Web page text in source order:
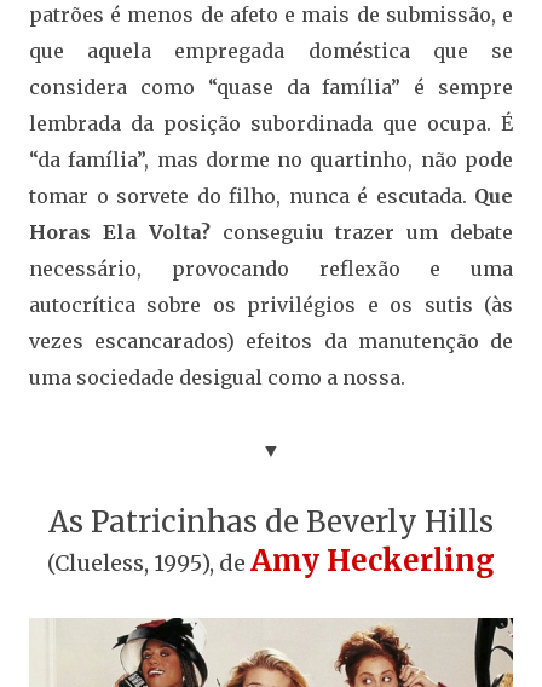
patrões é menos de afeto e mais de submissão, e
que aquela empregada doméstica que se
considera como “quase da família” é sempre
lembrada da posição subordinada que ocupa. É
“da família”, mas dorme no quartinho, não pode
tomar o sorvete do filho, nunca é escutada. Que
Horas Ela Volta?conseguiu trazer um debate
necessário, provocando reflexão e uma
autocrítica sobre os privilégios e os sutis (às
vezes escancarados) efeitos da manutenção de
uma sociedade desigual como a nossa.
▼
As Patricinhas de Beverly Hills
(Clueless, 1995), de Amy Heckerling